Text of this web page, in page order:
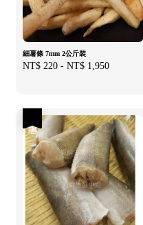
細薯條 7mm 2公斤裝
Regular
NT$ 220 - NT$ 1,950